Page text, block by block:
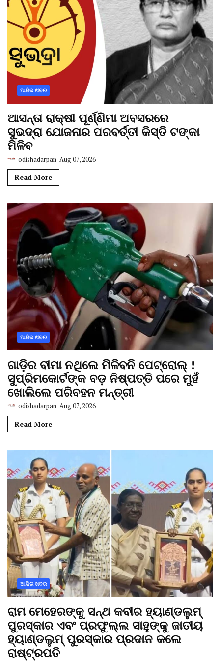
ଆଜିର ଖବର
ଆସନ୍ତା ରାକ୍ଷୀ ପୂର୍ଣ୍ଣିମା ଅବସରରେ
ସୁଭଦ୍ରା ଯୋଜନାର ପରବର୍ତ୍ତୀ କିସ୍ତି ଟଙ୍କା
ମିଳିବ
odishadarpan Aug 07, 2026
Read More
ଆଜିର ଖବର
ଗାଡ଼ିର ବୀମା ନଥିଲେ ମିଳିବନି ପେଟ୍ରୋଲ୍ !
ସୁପ୍ରିମକୋର୍ଟଙ୍କ ବଡ଼ ନିଷ୍ପତ୍ତି ପରେ ମୁହଁ
ଖୋଲିଲେ ପରିବହନ ମନ୍ତ୍ରୀ
odishadarpan Aug 07, 2026
Read More
ଆଜିର ଖବର
ରାମ ମେହେରଙ୍କୁ ସନ୍ଥ କବୀର ହ୍ୟାଣ୍ଡଲୁମ୍
ପୁରସ୍କାର ଏବଂ ପ୍ରଫୁଲ୍ଲ ସାହୁଙ୍କୁ ଜାତୀୟ
ହ୍ୟାଣ୍ଡଲୁମ୍ ପୁରସ୍କାର ପ୍ରଦାନ କଲେ
ରାଷ୍ଟ୍ରପତି